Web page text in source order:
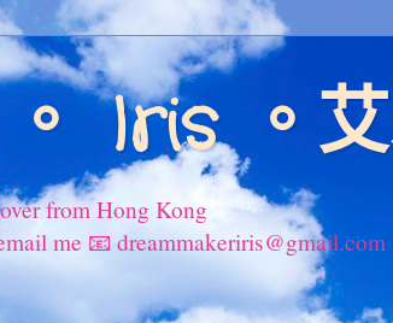
Iris 。
from Hong Kong
me 📧 dreammakeriris@gmail.com